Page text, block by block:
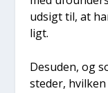
udsigt til, at
ligt.
Des­u­den, og
ste­der,